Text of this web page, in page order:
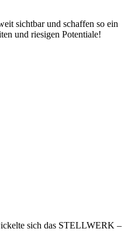
sichtbar und schaffen so ein
und riesigen Potentiale!
sich das STELLWERK –